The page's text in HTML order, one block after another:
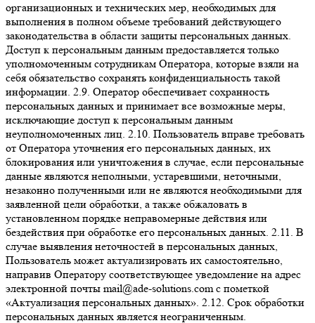
организационных и технических мер, необходимых для
выполнения в полном объеме требований действующего
законодательства в области защиты персональных данных.
Доступ к персональным данным предоставляется только
уполномоченным сотрудникам Оператора, которые взяли на
себя обязательство сохранять конфиденциальность такой
информации. 2.9. Оператор обеспечивает сохранность
персональных данных и принимает все возможные меры,
исключающие доступ к персональным данным
неуполномоченных лиц. 2.10. Пользователь вправе требовать
от Оператора уточнения его персональных данных, их
блокирования или уничтожения в случае, если персональные
данные являются неполными, устаревшими, неточными,
незаконно полученными или не являются необходимыми для
заявленной цели обработки, а также обжаловать в
установленном порядке неправомерные действия или
бездействия при обработке его персональных данных. 2.11. В
случае выявления неточностей в персональных данных,
Пользователь может актуализировать их самостоятельно,
направив Оператору соответствующее уведомление на адрес
электронной почты mail@ade-solutions.com с пометкой
«Актуализация персональных данных». 2.12. Срок обработки
персональных данных является неограниченным.